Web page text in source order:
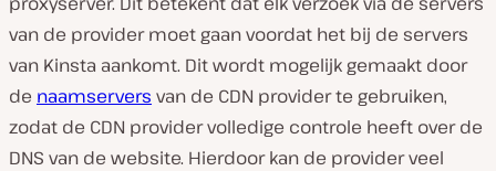
van de provider moet gaan voordat het bij de servers
van Kinsta aankomt. Dit wordt mogelijk gemaakt door
de naamservers van de CDN provider te gebruiken,
zodat de CDN provider volledige controle heeft over de
DNS van de website. Hierdoor kan de provider veel